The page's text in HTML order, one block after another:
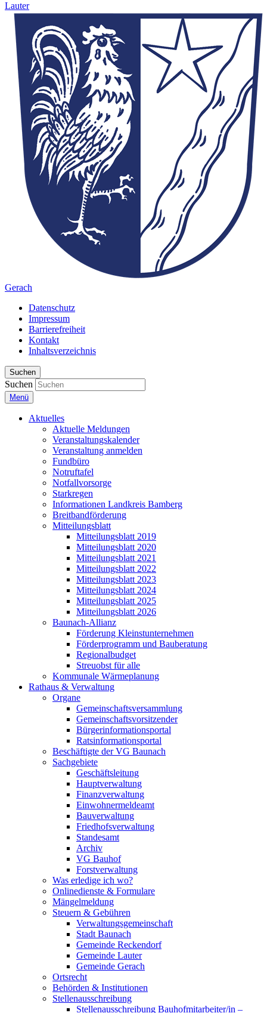
Lauter
Gerach
Datenschutz
Impressum
Barrierefreiheit
Kontakt
Inhaltsverzeichnis
Suchen
Suchen
Menü
Aktuelles
Aktuelle Meldungen
Veranstaltungskalender
Veranstaltung anmelden
Fundbüro
Notruftafel
Notfallvorsorge
Starkregen
Informationen Landkreis Bamberg
Breitbandförderung
Mitteilungsblatt
Mitteilungsblatt 2019
Mitteilungsblatt 2020
Mitteilungsblatt 2021
Mitteilungsblatt 2022
Mitteilungsblatt 2023
Mitteilungsblatt 2024
Mitteilungsblatt 2025
Mitteilungsblatt 2026
Baunach-Allianz
Förderung Kleinstunternehmen
Förderprogramm und Bauberatung
Regionalbudget
Streuobst für alle
Kommunale Wärmeplanung
Rathaus & Verwaltung
Organe
Gemeinschaftsversammlung
Gemeinschaftsvorsitzender
Bürgerinformationsportal
Ratsinformationsportal
Beschäftigte der VG Baunach
Sachgebiete
Geschäftsleitung
Hauptverwaltung
Finanzverwaltung
Einwohnermeldeamt
Bauverwaltung
Friedhofsverwaltung
Standesamt
Archiv
VG Bauhof
Forstverwaltung
Was erledige ich wo?
Onlinedienste & Formulare
Mängelmeldung
Steuern & Gebühren
Verwaltungsgemeinschaft
Stadt Baunach
Gemeinde Reckendorf
Gemeinde Lauter
Gemeinde Gerach
Ortsrecht
Behörden & Institutionen
Stellenausschreibung
Stellenausschreibung Bauhofmitarbeiter/in –